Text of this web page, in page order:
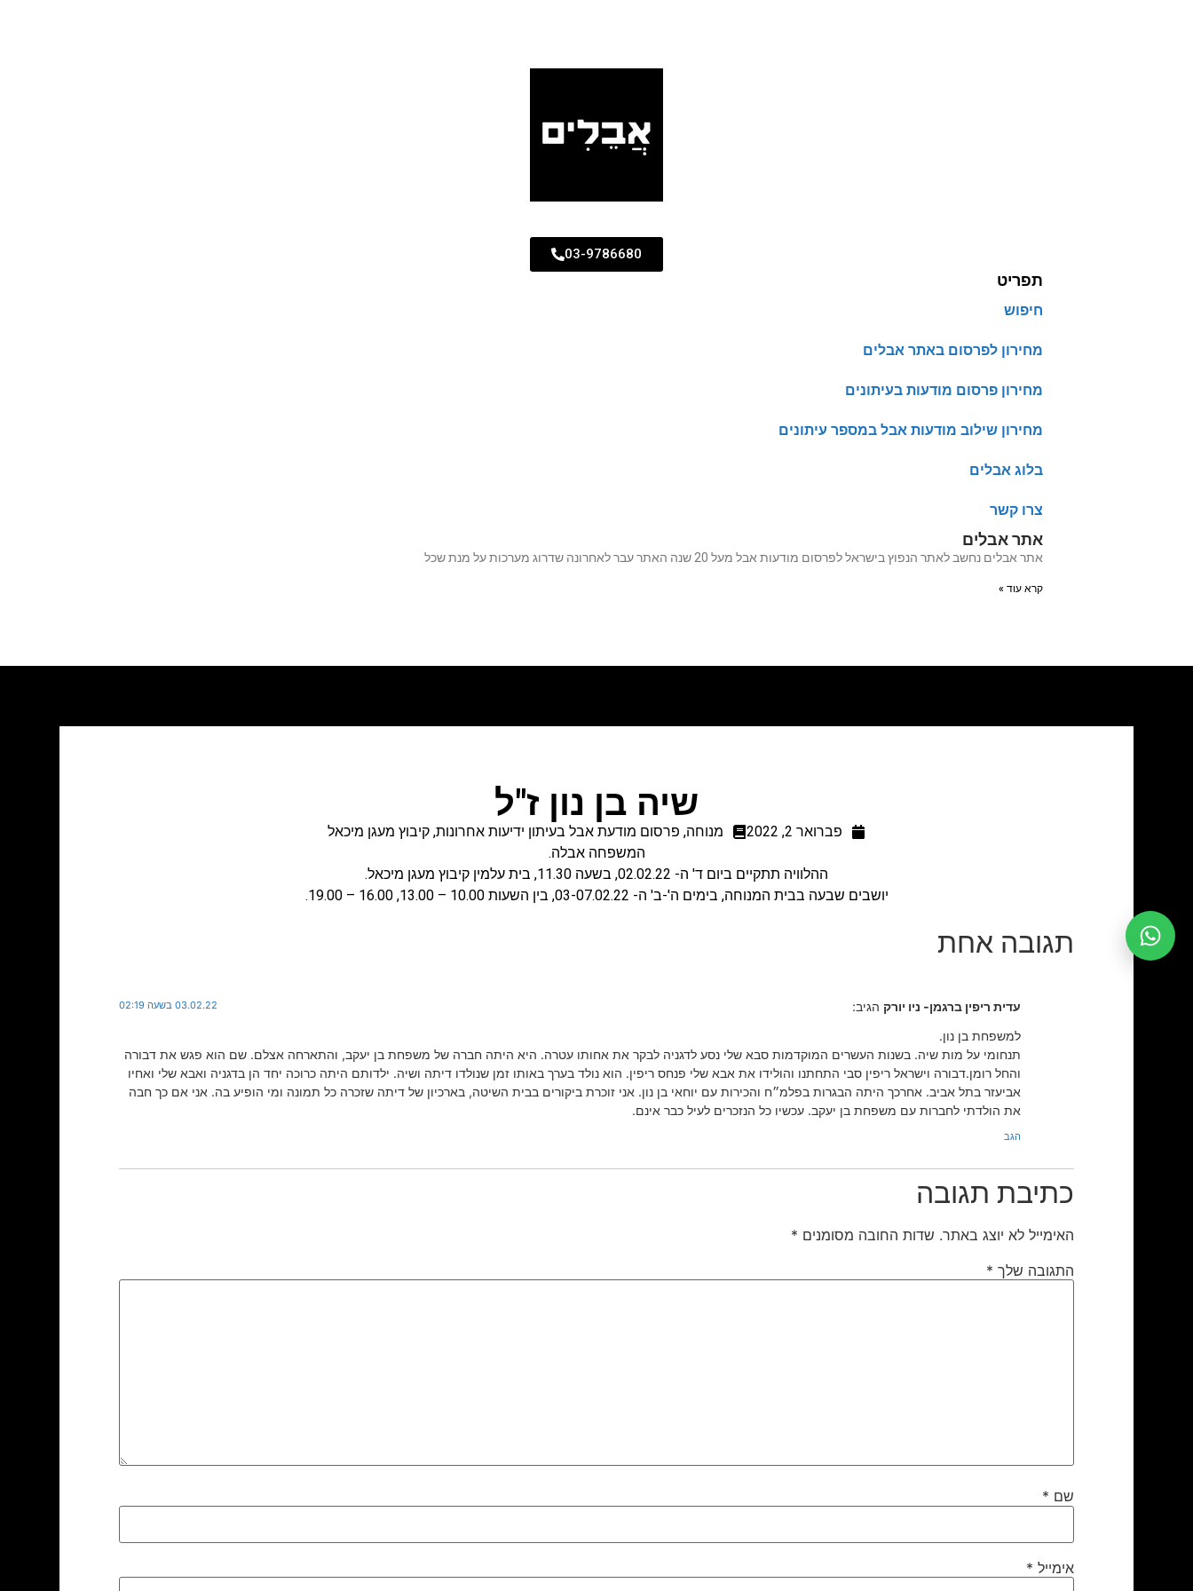
03-9786680
תפריט
חיפוש
מחירון לפרסום באתר אבלים
מחירון פרסום מודעות בעיתונים
מחירון שילוב מודעות אבל במספר עיתונים
בלוג אבלים
צרו קשר
אתר אבלים
אתר אבלים נחשב לאתר הנפוץ בישראל לפרסום מודעות אבל מעל 20 שנה האתר עבר לאחרונה שדרוג מערכות על מנת שכל
קרא עוד »
שיה בן נון ז"ל
פברואר 2, 2022 מנוחה, פרסום מודעת אבל בעיתון ידיעות אחרונות, קיבוץ מעגן מיכאל
המשפחה אבלה.
ההלוויה תתקיים ביום ד' ה- 02.02.22, בשעה 11.30, בית עלמין קיבוץ מעגן מיכאל.
יושבים שבעה בבית המנוחה, בימים ה'-ב' ה- 03-07.02.22, בין השעות 10.00 – 13.00, 16.00 – 19.00.
תגובה אחת
עדית ריפין ברגמן- ניו יורק הגיב: 03.02.22 בשעה 02:19
למשפחת בן נון.
תנחומי על מות שיה. בשנות העשרים המוקדמות סבא שלי נסע לדגניה לבקר את אחותו עטרה. היא היתה חברה של משפחת בן יעקב, והתארחה אצלם. שם הוא פגש את דבורה
והחל רומן.דבורה וישראל ריפין סבי התחתנו והולידו את אבא שלי פנחס ריפין. הוא נולד בערך באותו זמן שנולדו דיתה ושיה. ילדותם היתה כרוכה יחד הן בדגניה ואבא שלי ואחיו
אביעזר בתל אביב. אחרכך היתה הבגרות בפלמ״ח והכירות עם יוחאי בן נון. אני זוכרת ביקורים בבית השיטה, בארכיון של דיתה שזכרה כל תמונה ומי הופיע בה. אני אם כך חבה
את הולדתי לחברות עם משפחת בן יעקב. עכשיו כל הנזכרים לעיל כבר אינם.
הגב
כתיבת תגובה
האימייל לא יוצג באתר. שדות החובה מסומנים *
התגובה שלך *
שם *
אימייל *